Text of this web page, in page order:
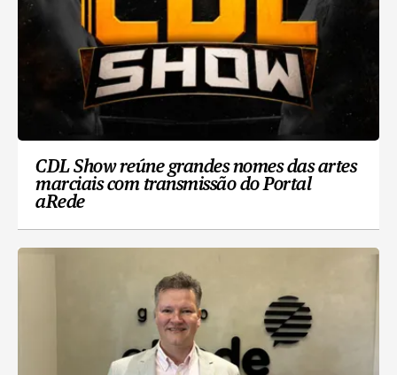
CDL Show reúne grandes nomes das artes
marciais com transmissão do Portal
aRede